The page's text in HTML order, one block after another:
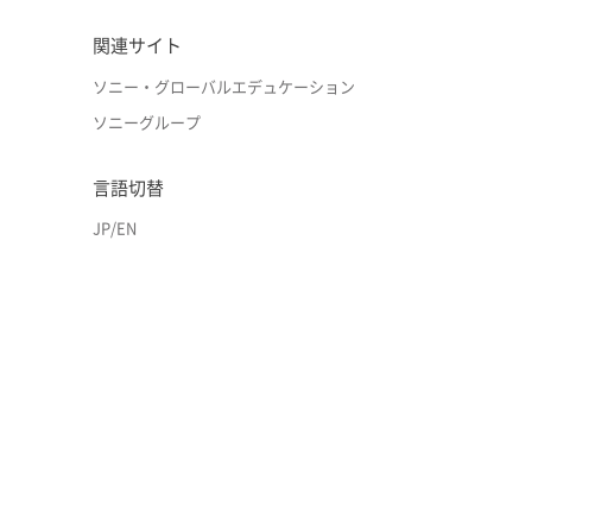
関連サイト
ソニー・グローバルエデュケーション
ソニーグループ
言語切替
JP/EN